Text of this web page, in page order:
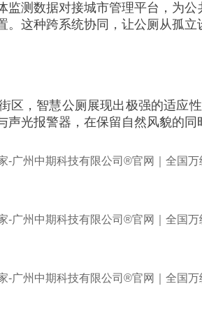
测数据对接城市管理平台，为
这种跨系统协同，让公厕从孤立
区，智慧公厕展现出极强的适应
光报警器，在保留自然风貌的同